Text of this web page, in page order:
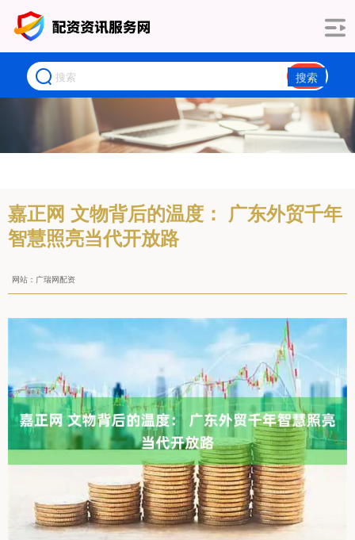
搜索
嘉正网 文物背后的温度： 广东外贸千年
智慧照亮当代开放路
网站：广瑞网配资